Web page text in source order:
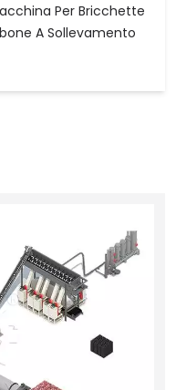
Per Bricchette
A Sollevamento